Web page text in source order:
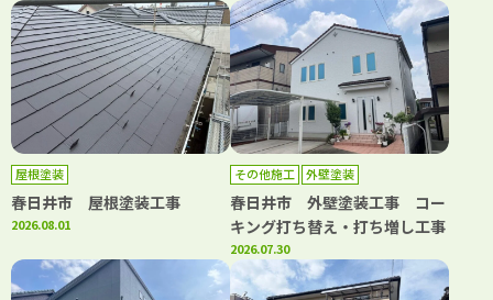
屋根塗装
春日井市 屋根塗装工事
2026.08.01
その他施工 外壁塗装
春日井市 外壁塗装工事 コー
キング打ち替え・打ち増し工事
2026.07.30